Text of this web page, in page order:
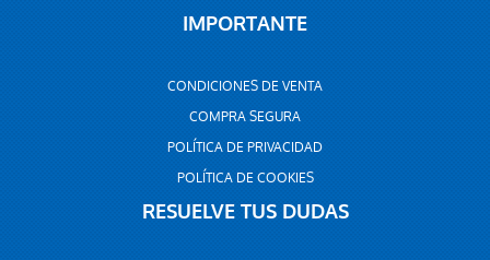
IMPORTANTE
CONDICIONES DE VENTA
COMPRA SEGURA
POLÍTICA DE PRIVACIDAD
POLÍTICA DE COOKIES
RESUELVE TUS DUDAS